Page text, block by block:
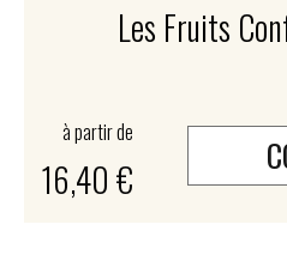
Les Fruits
à partir de
16,40 €